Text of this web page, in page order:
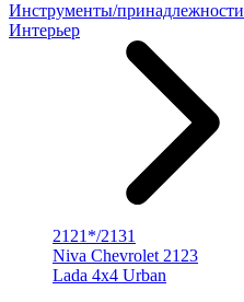
Инструменты/принадлежности
Интерьер
2121*/2131
Niva Chevrolet 2123
Lada 4x4 Urban